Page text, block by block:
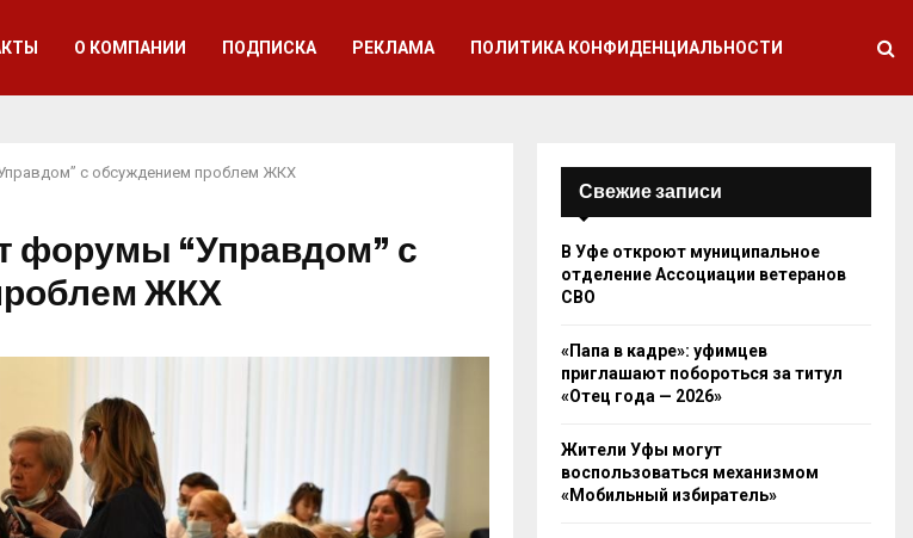
О КОМПАНИИ ПОДПИСКА РЕКЛАМА ПОЛИТИКА КОНФИДЕНЦИАЛЬНОСТИ
с обсуждением проблем ЖКХ
форумы “Управдом” с
ЖКХ
Свежие записи
В Уфе откроют муниципальное
отделение Ассоциации ветеранов
СВО
«Папа в кадре»: уфимцев
приглашают побороться за титул
«Отец года — 2026»
Жители Уфы могут
воспользоваться механизмом
«Мобильный избиратель»